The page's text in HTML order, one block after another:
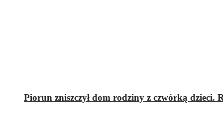
Piorun zniszczył dom rodziny z czwórką dzieci.